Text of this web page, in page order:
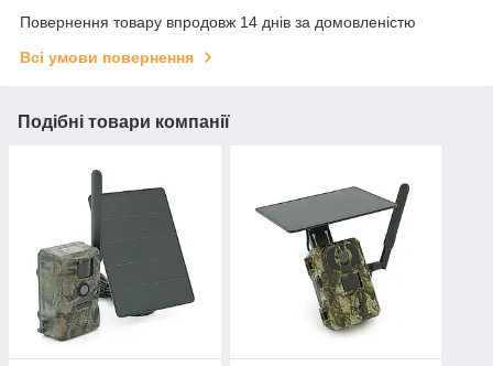
Повернення товару впродовж 14 днів за домовленістю
Всі умови повернення
Подібні товари компанії